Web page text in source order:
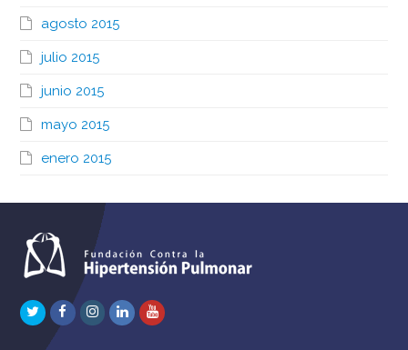
agosto 2015
julio 2015
junio 2015
mayo 2015
enero 2015
TwitterFacebook
Instagram
LinkedInYoutube